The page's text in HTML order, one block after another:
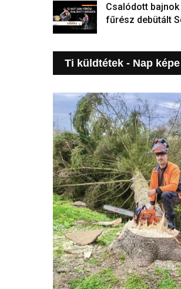
Csalódott
fűrész debütált
Ti küldtétek - Nap képe